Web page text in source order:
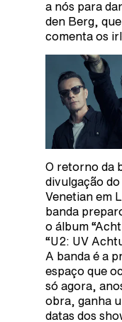
a nós para
den Berg,
comenta os
O retorno da
divulgação
Venetian em
banda
o álbum
“U2: UV
A banda é a
espaço que
só agora,
obra, ganha
datas dos